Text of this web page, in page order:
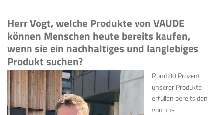
Herr Vogt, welche Produkte von VAUDE
können Menschen heute bereits kaufen,
wenn sie ein nachhaltiges und langlebiges
Produkt suchen?
Rund 80 Prozent
unserer Produkte
erfüllen bereits den
von uns